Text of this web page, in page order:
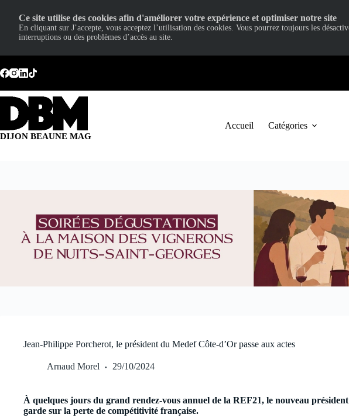
au
contenu
DIJON BEAUNE MAG
Accueil Catégories
Jean-Philippe Porcherot, le président du Medef Côte-d’Or passe aux actes
Arnaud Morel 29/10/2024
À quelques jours du grand rendez-vous annuel de la REF21, le nouveau
garde sur la perte de compétitivité française.
Ce site utilise des cookies afin d'améliorer votre expérience et optimiser notre site
En cliquant sur J’accepte, vous acceptez l’utilisation des cookies. Vous pourrez toujours les
interruptions ou des problèmes d’accès au site.